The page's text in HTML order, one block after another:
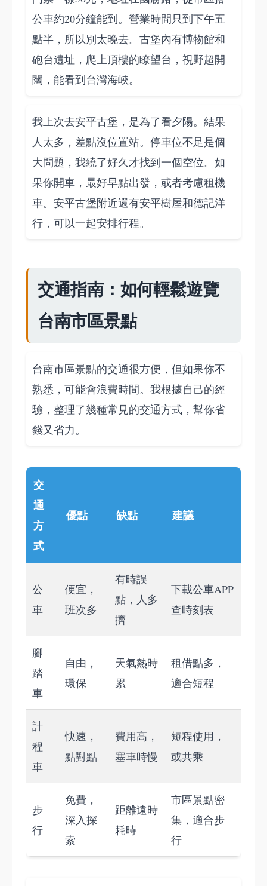
公車約20分鐘能到。營業時間只到下午五
點半，所以別太晚去。古堡內有博物館和
砲台遺址，爬上頂樓的瞭望台，視野超開
闊，能看到台灣海峽。
我上次去安平古堡，是為了看夕陽。結果
人太多，差點沒位置站。停車位不足是個
大問題，我繞了好久才找到一個空位。如
果你開車，最好早點出發，或者考慮租機
車。安平古堡附近還有安平樹屋和德記洋
行，可以一起安排行程。
交通指南：如何輕鬆遊覽
台南市區景點
台南市區景點的交通很方便，但如果你不
熟悉，可能會浪費時間。我根據自己的經
驗，整理了幾種常見的交通方式，幫你省
錢又省力。
交
通
方
式
優點 缺點 建議
公
車
便宜，
班次多
有時誤
點，人多
擠
下載公車APP
查時刻表
腳
踏
車
自由，
環保
天氣熱時
累
租借點多，
適合短程
計
程
車
快速，
點對點
費用高，
塞車時慢
短程使用，
或共乘
步
行
免費，
深入探
索
距離遠時
耗時
市區景點密
集，適合步
行